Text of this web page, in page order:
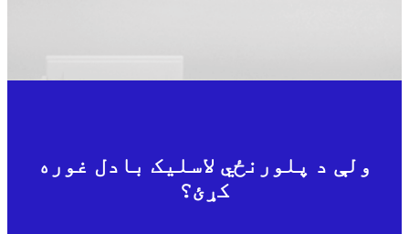
ولې د پلورنځي لاسلیک بادل غوره
کړئ؟